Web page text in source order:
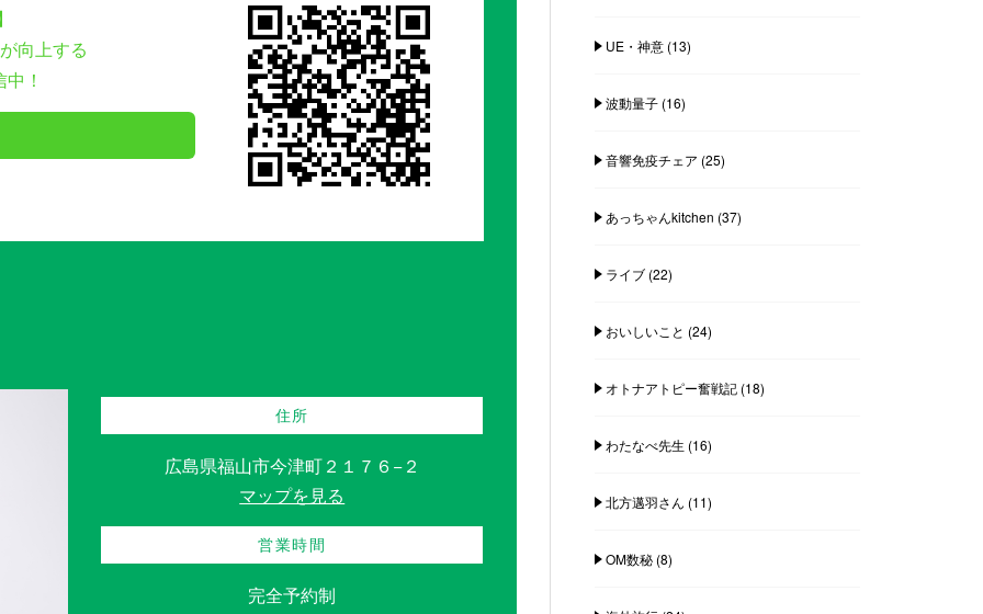
向上する
！
住所
広島県福山市今津町２１７６−２
マップを見る
営業時間
完全予約制
UE・神意(13)
波動量子(16)
音響免疫チェア (25)
あっちゃんkitchen (37)
ライブ(22)
おいしいこと (24)
オトナアトピー奮戦記(18)
わたなべ先生 (16)
北方邁羽さん (11)
OM数秘(8)